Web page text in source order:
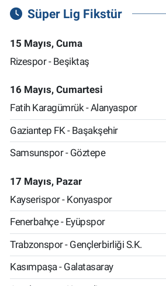
Süper Lig Fikstür
15 Mayıs, Cuma
Rizespor - Beşiktaş
16 Mayıs, Cumartesi
Fatih Karagümrük - Alanyaspor
Gaziantep FK - Başakşehir
Samsunspor - Göztepe
17 Mayıs, Pazar
Kayserispor - Konyaspor
Fenerbahçe - Eyüpspor
Trabzonspor - Gençlerbirliği S.K.
Kasımpaşa - Galatasaray